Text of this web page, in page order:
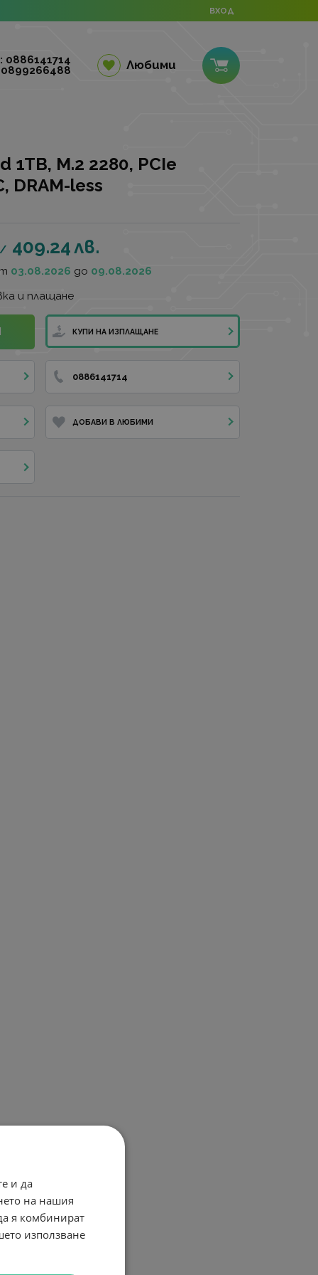
ВХОД
0886141714
Любими
1TB, M.2 2280, PCIe
DRAM-less
/ 409.24лв.
03.08.2026 до 09.08.2026
и плащане
КУПИ НА ИЗПЛАЩАНЕ
0886141714
ДОБАВИ В ЛЮБИМИ
и да
на нашия
я комбинират
използване